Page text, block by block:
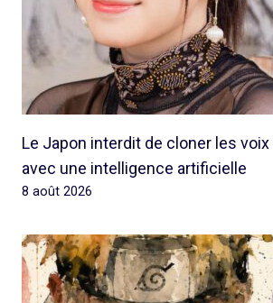
Le Japon interdit de cloner les
avec une intelligence artificielle
8 août 2026